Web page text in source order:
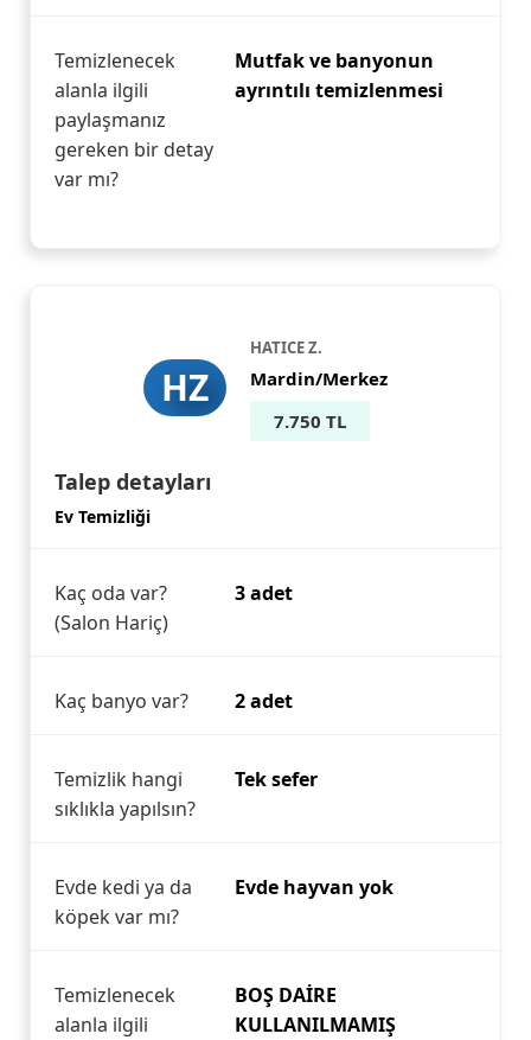
Temizlenecek
alanla ilgili
paylaşmanız
gereken bir detay
var mı?
Mutfak ve banyonun
ayrıntılı temizlenmesi
HZ
HATICE Z.
Mardin/Merkez
7.750 TL
Talep detayları
Ev Temizliği
Kaç oda var?
(Salon Hariç)
3 adet
Kaç banyo var? 2 adet
Temizlik hangi
sıklıkla yapılsın?
Tek sefer
Evde kedi ya da
köpek var mı?
Evde hayvan yok
Temizlenecek
alanla ilgili
BOŞ DAİRE
KULLANILMAMIŞ